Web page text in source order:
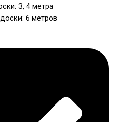
3, 4 метра
6 метров